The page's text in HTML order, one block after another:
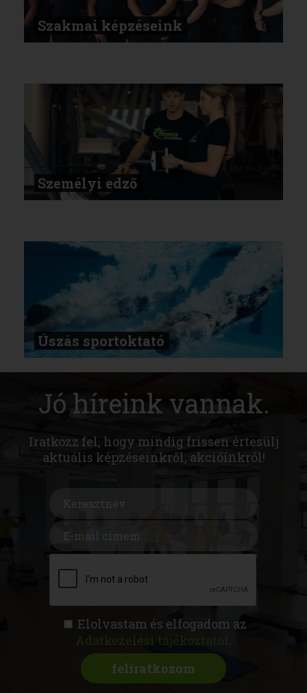
Szakmai képzéseink
Személyi edző
Úszás sportoktató
Jó híreink vannak.
Iratkozz fel, hogy mindig frissen értesülj
aktuális képzéseinkről, akcióinkról!
Elolvastam és elfogadom az
Adatkezelési tájékoztatót .
FITNESS AKADÉMIA
RÓLUNK MAGAZIN
CSATLAKOZZ